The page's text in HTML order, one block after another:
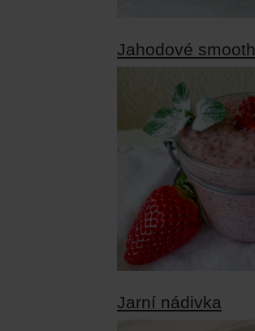
Jahodové
Jarní nádivka